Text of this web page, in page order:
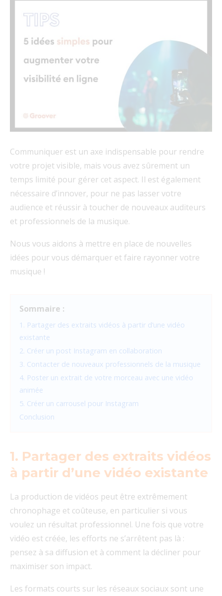
Communiquer est un axe indispensable pour rendre
votre projet visible, mais vous avez sûrement un
temps limité pour gérer cet aspect. Il est également
nécessaire d’innover, pour ne pas lasser votre
audience et réussir à toucher de nouveaux auditeurs
et professionnels de la musique.
Nous vous aidons à mettre en place de nouvelles
idées pour vous démarquer et faire rayonner votre
musique !
Sommaire :
1. Partager des extraits vidéos à partir d’une vidéo
existante
2. Créer un post Instagram en collaboration
3. Contacter de nouveaux professionnels de la musique
4. Poster un extrait de votre morceau avec une vidéo
animée
5. Créer un carrousel pour Instagram
Conclusion
1. Partager des extraits vidéos
à partir d’une vidéo existante
La production de vidéos peut être extrêmement
chronophage et coûteuse, en particulier si vous
voulez un résultat professionnel. Une fois que votre
vidéo est créée, les efforts ne s’arrêtent pas là :
pensez à sa diffusion et à comment la décliner pour
maximiser son impact.
Les formats courts sur les réseaux sociaux sont une